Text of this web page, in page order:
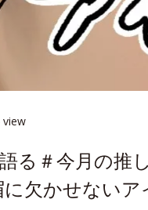
view
る＃今月の推
欠かせないア